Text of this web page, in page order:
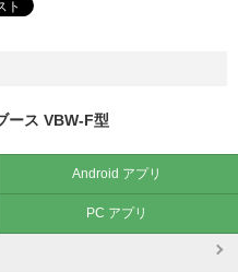
ース VBW-F型
Android アプリ
PC アプリ